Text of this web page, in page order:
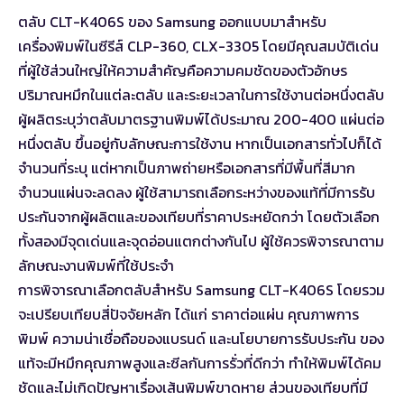
ตลับ CLT-K406S ของ Samsung ออกแบบมาสำหรับ
เครื่องพิมพ์ในซีรีส์ CLP-360, CLX-3305 โดยมีคุณสมบัติเด่น
ที่ผู้ใช้ส่วนใหญ่ให้ความสำคัญคือความคมชัดของตัวอักษร
ปริมาณหมึกในแต่ละตลับ และระยะเวลาในการใช้งานต่อหนึ่งตลับ
ผู้ผลิตระบุว่าตลับมาตรฐานพิมพ์ได้ประมาณ 200-400 แผ่นต่อ
หนึ่งตลับ ขึ้นอยู่กับลักษณะการใช้งาน หากเป็นเอกสารทั่วไปก็ได้
จำนวนที่ระบุ แต่หากเป็นภาพถ่ายหรือเอกสารที่มีพื้นที่สีมาก
จำนวนแผ่นจะลดลง ผู้ใช้สามารถเลือกระหว่างของแท้ที่มีการรับ
ประกันจากผู้ผลิตและของเทียบที่ราคาประหยัดกว่า โดยตัวเลือก
ทั้งสองมีจุดเด่นและจุดอ่อนแตกต่างกันไป ผู้ใช้ควรพิจารณาตาม
ลักษณะงานพิมพ์ที่ใช้ประจำ
การพิจารณาเลือกตลับสำหรับ Samsung CLT-K406S โดยรวม
จะเปรียบเทียบสี่ปัจจัยหลัก ได้แก่ ราคาต่อแผ่น คุณภาพการ
พิมพ์ ความน่าเชื่อถือของแบรนด์ และนโยบายการรับประกัน ของ
แท้จะมีหมึกคุณภาพสูงและซีลกันการรั่วที่ดีกว่า ทำให้พิมพ์ได้คม
ชัดและไม่เกิดปัญหาเรื่องเส้นพิมพ์ขาดหาย ส่วนของเทียบที่มี